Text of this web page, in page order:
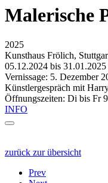
Malerische
2025
Kunsthaus Frölich,
05.12.2024 bis 31.01.2025
Vernissage: 5. Dezember
Künstlergespräch mit
Öffnungszeiten: Di bis Fr
INFO
zurück zur übersicht
Prev